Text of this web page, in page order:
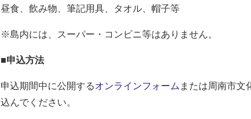
昼食、飲み物、筆記用具、タオル、帽子等
※島内には、スーパー・コンビニ等はありません。
■申込方法
申込期間中に公開するオンラインフォーム または周南市文
込んでください。